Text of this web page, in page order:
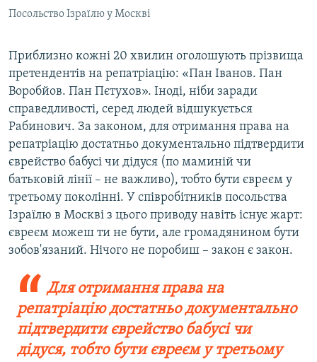
Посольство Ізраїлю у Москві
Приблизно кожні 20 хвилин оголошують прізвища
претендентів на репатріацію: «Пан Іванов. Пан
Воробйов. Пан Пєтухов». Іноді, ніби заради
справедливості, серед людей відшукується
Рабинович. За законом, для отримання права на
репатріацію достатньо документально підтвердити
єврейство бабусі чи дідуся (по маминій чи
батьковій лінії – не важливо), тобто бути євреєм у
третьому поколінні. У співробітників посольства
Ізраїлю в Москві з цього приводу навіть існує жарт:
євреєм можеш ти не бути, але громадянином бути
зобов'язаний. Нічого не поробиш – закон є закон.
Для отримання права на
репатріацію достатньо документально
підтвердити єврейство бабусі чи
дідуся, тобто бути євреєм у третьому